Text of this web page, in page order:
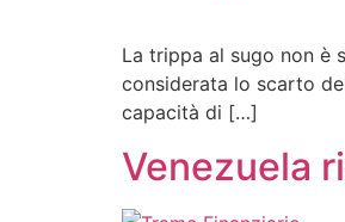
La trippa al sugo non è
considerata lo scarto
capacità di […]
Venezuela